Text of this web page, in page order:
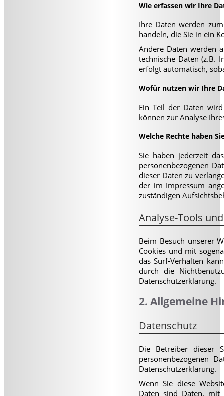
Wie erfassen wir Ihre
Ihre Daten werden
handeln, die Sie in ein
Andere Daten werden
technische Daten (z.B.
erfolgt automatisch,
Wofür nutzen wir Ihre
Ein Teil der Daten
können zur Analyse
Welche Rechte haben
Sie haben jederzeit
personenbezogenen
dieser Daten zu
der im Impressum
zuständigen
Analyse-Tools
Beim Besuch unserer
Cookies und mit
das Surf-Verhalten
durch die
Datenschutzerklärung.
2. Allgemeine
Datenschutz
Die Betreiber dieser
personenbezogenen
Datenschutzerklärung.
Wenn Sie diese
Daten sind Daten, mit